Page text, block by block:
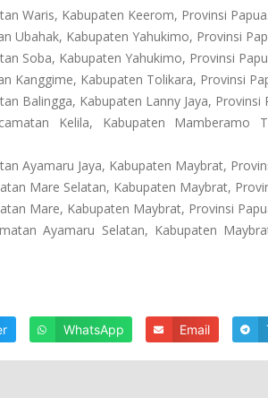
Waris, Kabupaten Keerom, Provinsi Papua.
Ubahak, Kabupaten Yahukimo, Provinsi
Soba, Kabupaten Yahukimo, Provinsi
Kanggime, Kabupaten Tolikara, Provinsi
Balingga, Kabupaten Lanny Jaya, Provinsi
Kelila, Kabupaten Mamberamo
Ayamaru Jaya, Kabupaten Maybrat,
Mare Selatan, Kabupaten Maybrat,
Mare, Kabupaten Maybrat, Provinsi
Ayamaru Selatan, Kabupaten
WhatsApp Email